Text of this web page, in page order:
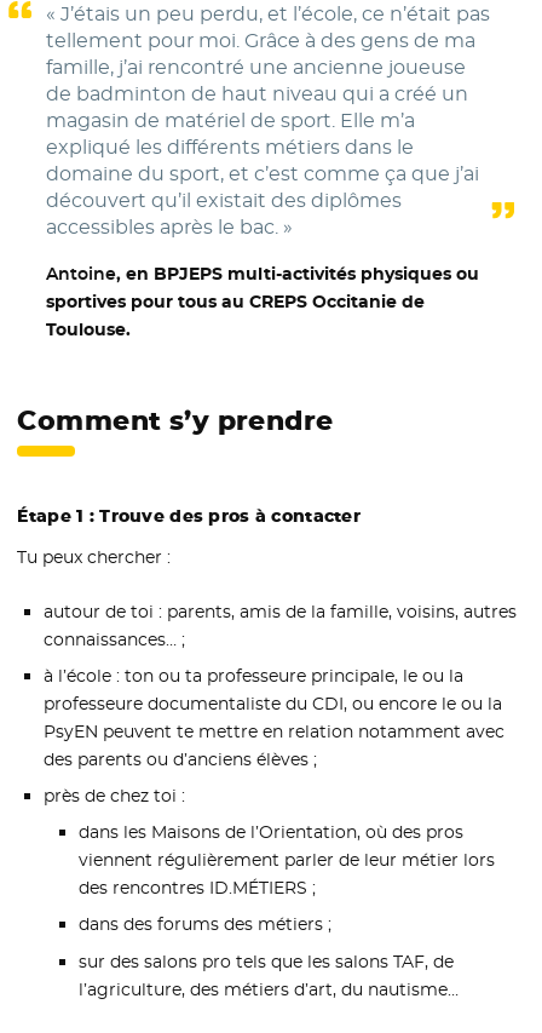
« J’étais un peu perdu, et l’école, ce n’était pas
tellement pour moi. Grâce à des gens de ma
famille, j’ai rencontré une ancienne joueuse
de badminton de haut niveau qui a créé un
magasin de matériel de sport. Elle m’a
expliqué les différents métiers dans le
domaine du sport, et c’est comme ça que j’ai
découvert qu’il existait des diplômes
accessibles après le bac. »
Antoine, en BPJEPS multi-activités physiques ou
sportives pour tous au CREPS Occitanie de
Toulouse.
Comment s’y prendre
Étape 1 : Trouve des pros à contacter
Tu peux chercher :
autour de toi : parents, amis de la famille, voisins, autres
connaissances… ;
à l’école : ton ou ta professeure principale, le ou la
professeure documentaliste du CDI, ou encore le ou la
PsyEN peuvent te mettre en relation notamment avec
des parents ou d’anciens élèves ;
près de chez toi :
dans les Maisons de l’Orientation, où des pros
viennent régulièrement parler de leur métier lors
des rencontres ID.MÉTIERS ;
dans des forums des métiers ;
sur des salons pro tels que les salons TAF, de
l’agriculture, des métiers d’art, du nautisme…